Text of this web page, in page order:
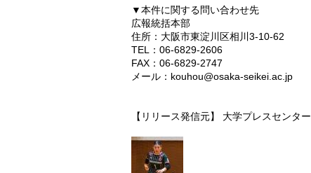
▼本件に関する問い合わせ先
広報統括本部
住所：大阪市東淀川区相川3-10-62
TEL：06-6829-2606
FAX：06-6829-2747
メール：kouhou@osaka-seikei.ac.jp
【リリース発信元】 大学プレスセンター